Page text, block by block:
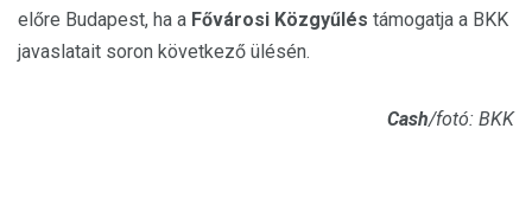
előre Budapest, ha a Fővárosi Közgyűlés támogatja a BKK
javaslatait soron következő ülésén.
Cash/fotó: BKK